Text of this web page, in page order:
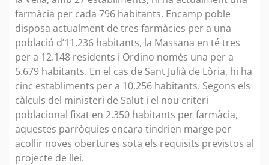
farmàcia per cada 796 habitants. Encamp poble
disposa actualment de tres farmàcies per a una
població d’11.236 habitants, la Massana en té tres
per a 12.148 residents i Ordino només una per a
5.679 habitants. En el cas de Sant Julià de Lòria, hi ha
cinc establiments per a 10.256 habitants. Segons els
càlculs del ministeri de Salut i el nou criteri
poblacional fixat en 2.350 habitants per farmàcia,
aquestes parròquies encara tindrien marge per
acollir noves obertures sota els requisits previstos al
projecte de llei.